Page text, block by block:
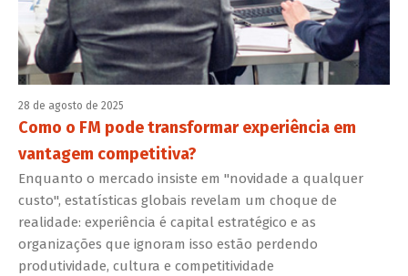
28 de agosto de 2025
Como o FM pode transformar experiência em
vantagem competitiva?
Enquanto o mercado insiste em "novidade a qualquer
custo", estatísticas globais revelam um choque de
realidade: experiência é capital estratégico e as
organizações que ignoram isso estão perdendo
produtividade, cultura e competitividade